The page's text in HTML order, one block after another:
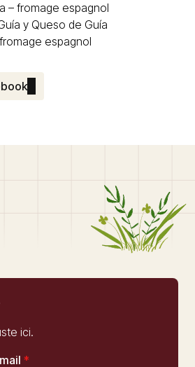
– fromage espagnol
y Queso de Guía
espagnol
ici.
*